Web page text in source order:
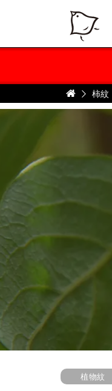
柿紋
植物紋